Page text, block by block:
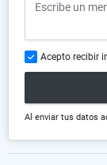
Acepto recibir
Al enviar tus datos